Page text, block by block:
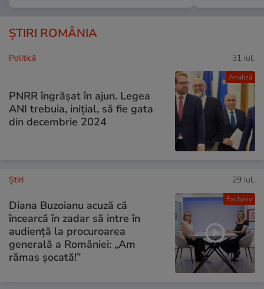
ȘTIRI ROMÂNIA
Analiză
Politică 31 iul.
PNRR îngrășat în ajun. Legea
ANI trebuia, inițial, să fie gata
din decembrie 2024
Exclusiv
Ştiri 29 iul.
Diana Buzoianu acuză că
încearcă în zadar să intre în
audiență la procuroarea
generală a României: „Am
rămas șocată!”